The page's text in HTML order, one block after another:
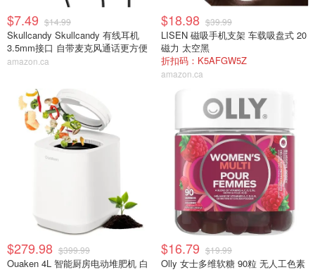
$7.49 $14.99
Skullcandy Skullcandy 有线耳机
3.5mm接口 自带麦克风通话更方便
amazon.ca
$18.98 $39.99
LISEN 磁吸手机支架 车载吸盘式 20
磁力 太空黑
折扣码：K5AFGW5Z
amazon.ca
$279.98 $399.99
Ouaken 4L 智能厨房电动堆肥机 白
$16.79 $19.99
Olly 女士多维软糖 90粒 无人工色素